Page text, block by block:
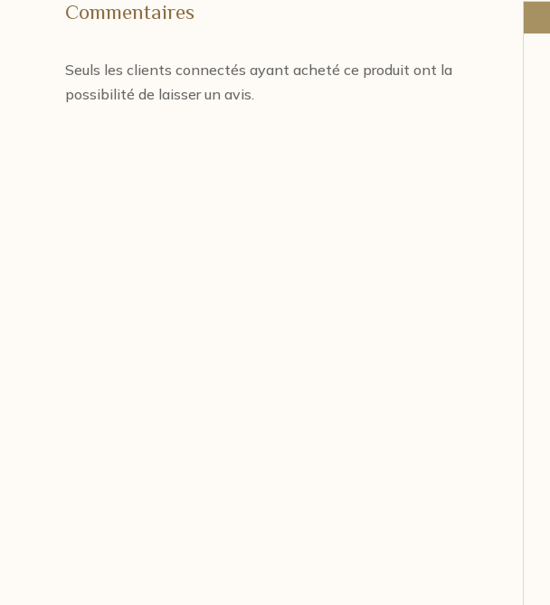
Commentaires
Seuls les clients connectés ayant acheté ce produit ont la
possibilité de laisser un avis.